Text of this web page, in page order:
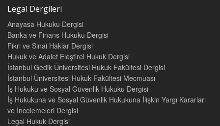
Legal Dergileri
Anayasa Hukuku Dergisi
Banka ve Finans Hukuku Dergisi
Fikri ve Sınai Haklar Dergisi
Hukuk ve Adalet Eleştirel Hukuk Dergisi
İstanbul Gedik Üniversitesi Hukuk Fakültesi Dergisi
İstanbul Üniversitesi Hukuk Fakültesi Mecmuası
İş Hukuku ve Sosyal Güvenlik Hukuku Dergisi
İş Hukukuna ve Sosyal Güvenlik Hukukuna İlişkin Yargı Kararları
ve İncelemeleri Dergisi
Legal Hukuk Dergisi